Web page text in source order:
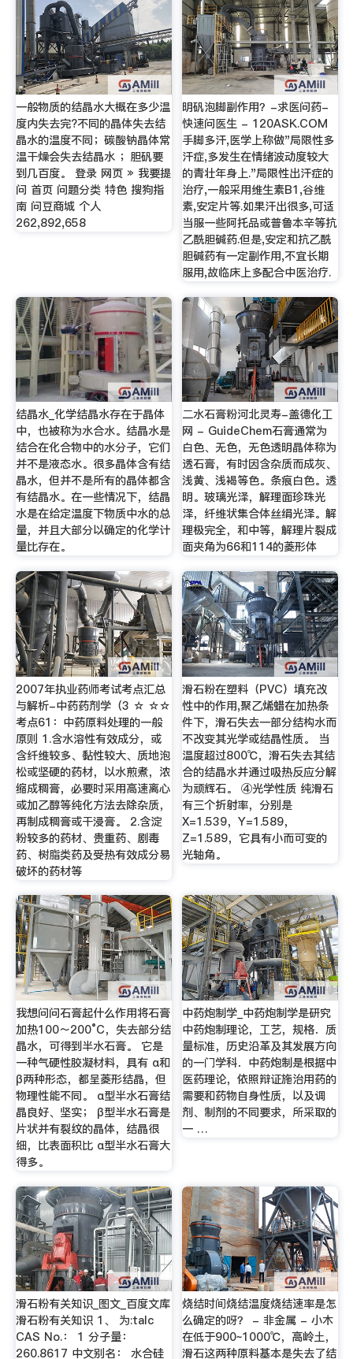
一般物质的结晶水大概在多少温
度内失去完?不同的晶体失去结
晶水的温度不同；碳酸钠晶体常
温干燥会失去结晶水 ；胆矾要
到几百度。 登录 网页 » 我要提
问 首页 问题分类 特色 搜狗指
南 问豆商城 个人
262,892,658
明矾泡脚副作用？-求医问药-
快速问医生 - 120ASK.COM
手脚多汗,医学上称做"局限性多
汗症,多发生在情绪波动度较大
的青壮年身上."局限性出汗症的
治疗,一般采用维生素B1,谷维
素,安定片等.如果汗出很多,可适
当服一些阿托品或普鲁本辛等抗
乙酰胆碱药.但是,安定和抗乙酰
胆碱药有一定副作用,不宜长期
服用,故临床上多配合中医治疗.
结晶水_化学结晶水存在于晶体
中，也被称为水合水。结晶水是
结合在化合物中的水分子，它们
并不是液态水。很多晶体含有结
晶水，但并不是所有的晶体都含
有结晶水。在一些情况下，结晶
水是在给定温度下物质中水的总
量，并且大部分以确定的化学计
量比存在。
二水石膏粉河北灵寿-盖德化工
网 - GuideChem石膏通常为
白色、无色，无色透明晶体称为
透石膏，有时因含杂质而成灰、
浅黄、浅褐等色。条痕白色。透
明。玻璃光泽，解理面珍珠光
泽，纤维状集合体丝绢光泽。解
理极完全，和中等，解理片裂成
面夹角为66和114的菱形体
2007年执业药师考试考点汇总
与解析-中药药剂学（3 ☆ ☆☆
考点61：中药原料处理的一般
原则 1.含水溶性有效成分，或
含纤维较多、黏性较大、质地泡
松或坚硬的药材，以水煎煮，浓
缩成稠膏，必要时采用高速离心
或加乙醇等纯化方法去除杂质，
再制成稠膏或干浸膏。 2.含淀
粉较多的药材、贵重药、剧毒
药、树脂类药及受热有效成分易
破坏的药材等
滑石粉在塑料（PVC）填充改
性中的作用,聚乙烯蜡在加热条
件下，滑石失去一部分结构水而
不改变其光学或结晶性质。 当
温度超过800℃，滑石失去其结
合的结晶水并通过吸热反应分解
为顽辉石。 ④光学性质 纯滑石
有三个折射率，分别是
X=1.539，Y=1.589，
Z=1.589，它具有小而可变的
光轴角。
我想问问石膏起什么作用将石膏
加热100～200°C，失去部分结
晶水，可得到半水石膏。 它是
一种气硬性胶凝材料，具有 α和
β两种形态，都呈菱形结晶，但
物理性能不同。 α型半水石膏结
晶良好、坚实； β型半水石膏是
片状并有裂纹的晶体，结晶很
细，比表面积比 α型半水石膏大
得多。
中药炮制学_中药炮制学是研究
中药炮制理论，工艺，规格．质
量标准，历史沿革及其发展方向
的一门学科．中药炮制是根据中
医药理论，依照辩证施治用药的
需要和药物自身性质，以及调
剂、制剂的不同要求，所采取的
一 …
滑石粉有关知识_图文_百度文库
滑石粉有关知识 1、 为:talc
CAS No.： 1 分子量：
260.8617 中文别名： 水合硅
烧结时间烧结温度烧结速率是怎
么确定的呀？ - 非金属 - 小木
在低于900~1000℃，高岭土，
滑石这两种原料基本是失去了结